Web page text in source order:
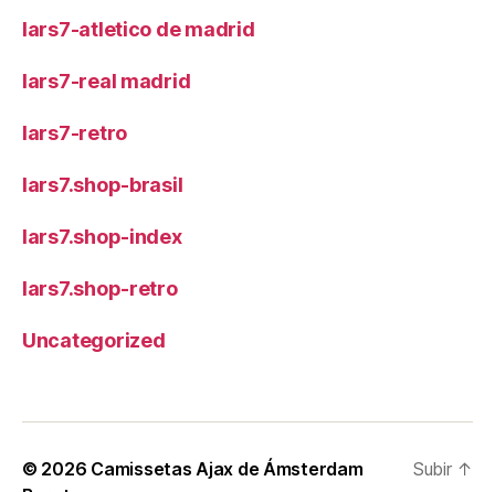
lars7-atletico de madrid
lars7-real madrid
lars7-retro
lars7.shop-brasil
lars7.shop-index
lars7.shop-retro
Uncategorized
© 2026 Camissetas Ajax de Ámsterdam
Subir ↑